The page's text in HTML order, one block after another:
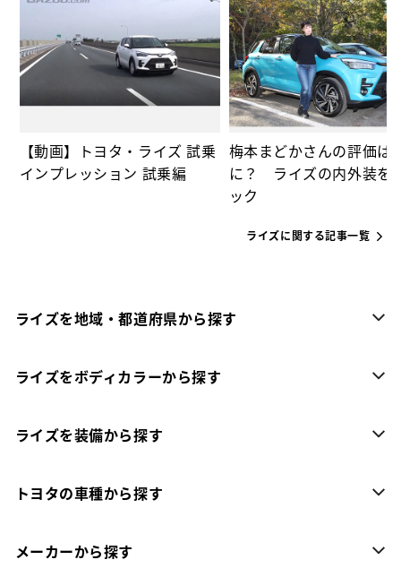
【動画】トヨタ・ライズ 試乗
インプレッション 試乗編
梅本まどかさんの評価は
に？ ライズの内外装を
ック
ライズに関する記事一覧
ライズを地域・都道府県から探す
ライズをボディカラーから探す
ライズを装備から探す
トヨタの車種から探す
メーカーから探す